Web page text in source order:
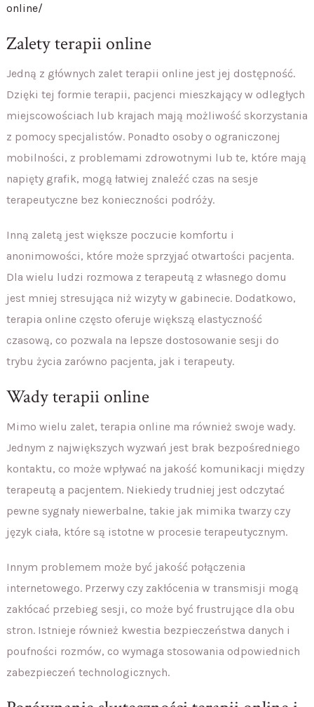
online/
Zalety terapii online
Jedną z głównych zalet terapii online jest jej dostępność.
Dzięki tej formie terapii, pacjenci mieszkający w odległych
miejscowościach lub krajach mają możliwość skorzystania
z pomocy specjalistów. Ponadto osoby o ograniczonej
mobilności, z problemami zdrowotnymi lub te, które mają
napięty grafik, mogą łatwiej znaleźć czas na sesje
terapeutyczne bez konieczności podróży.
Inną zaletą jest większe poczucie komfortu i
anonimowości, które może sprzyjać otwartości pacjenta.
Dla wielu ludzi rozmowa z terapeutą z własnego domu
jest mniej stresująca niż wizyty w gabinecie. Dodatkowo,
terapia online często oferuje większą elastyczność
czasową, co pozwala na lepsze dostosowanie sesji do
trybu życia zarówno pacjenta, jak i terapeuty.
Wady terapii online
Mimo wielu zalet, terapia online ma również swoje wady.
Jednym z największych wyzwań jest brak bezpośredniego
kontaktu, co może wpływać na jakość komunikacji między
terapeutą a pacjentem. Niekiedy trudniej jest odczytać
pewne sygnały niewerbalne, takie jak mimika twarzy czy
język ciała, które są istotne w procesie terapeutycznym.
Innym problemem może być jakość połączenia
internetowego. Przerwy czy zakłócenia w transmisji mogą
zakłócać przebieg sesji, co może być frustrujące dla obu
stron. Istnieje również kwestia bezpieczeństwa danych i
poufności rozmów, co wymaga stosowania odpowiednich
zabezpieczeń technologicznych.